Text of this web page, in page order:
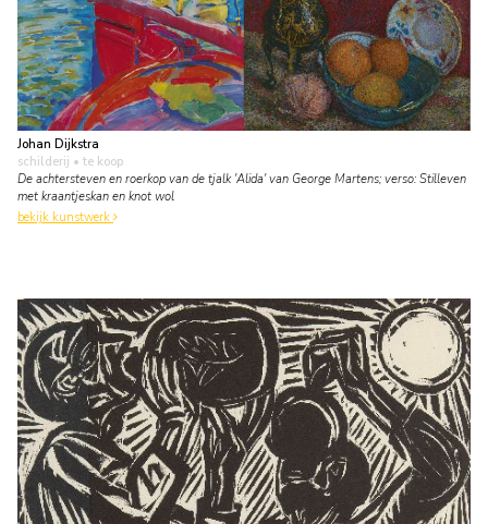
Johan Dijkstra
schilderij • te koop
De achtersteven en roerkop van de tjalk 'Alida' van George Martens; verso: Stilleven
met kraantjeskan en knot wol
bekijk kunstwerk